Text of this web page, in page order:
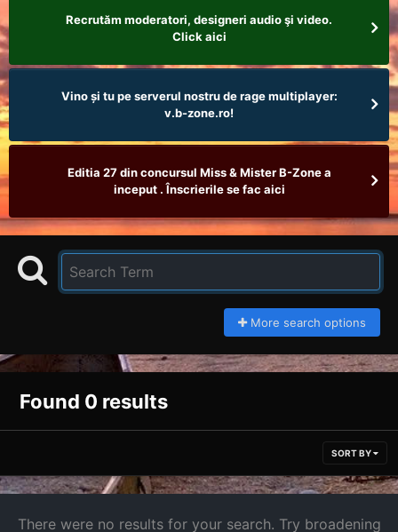
Recrutăm moderatori, designeri audio şi video.
Click aici
Vino și tu pe serverul nostru de rage multiplayer:
v.b-zone.ro!
Editia 27 din concursul Miss & Mister B-Zone a
inceput . Înscrierile se fac aici
More search options
Found 0 results
SORT BY
There were no results for your search. Try broadening